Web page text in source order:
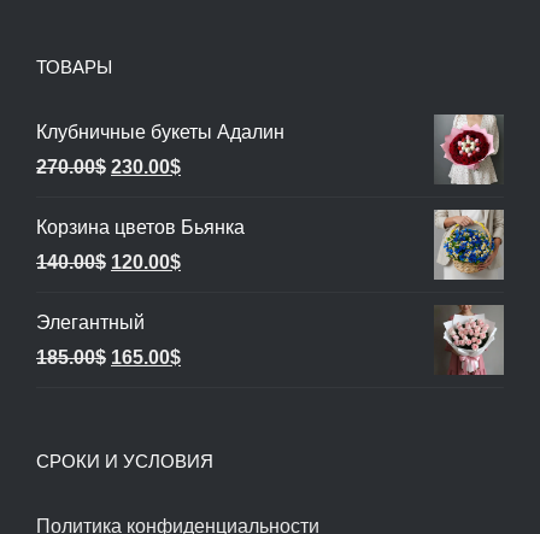
ТОВАРЫ
Клубничные букеты Адалин
270.00$ Первоначальная
составляла
270.00$.
230.00$Текущая
230.00$.
Корзина цветов Бьянка
140.00$ Первоначальная
составляла
140.00$.
120.00$Текущая
Элегантный
185.00$ Первоначальная
185.00$.
165.00$Текущая
СРОКИ И УСЛОВИЯ
Политика конфиденциальности